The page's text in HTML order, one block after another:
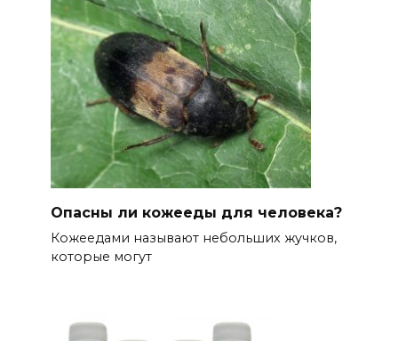
Опасны ли кожееды для человека?
Кожеедами называют небольших жучков,
которые могут